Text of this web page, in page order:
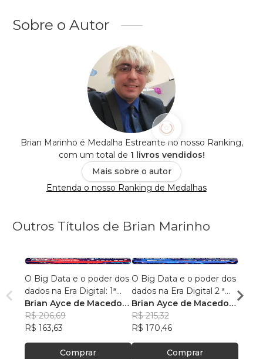
Sobre o Autor
Brian Marinho é Medalha Estreante no nosso Ranking,
com um total de 1 livros vendidos!
Mais sobre o autor
Entenda o nosso Ranking de Medalhas
Outros Títulos de Brian Marinho
O Big Data e o poder dos
dados na Era Digital: 1ª
Edição.
Brian Ayce de Macedo
Marinho
R$ 206,69
R$ 163,63
Comprar
O Big Data e o poder dos
dados na Era Digital 2 ª
Edição:
Brian Ayce de Macedo
Marinho
R$ 215,32
R$ 170,46
Comprar